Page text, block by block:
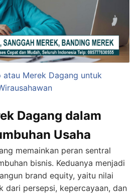
atau Merek Dagang untuk
Dagang dalam
Usaha
memainkan peran sentral
bisnis. Keduanya menjadi
brand equity, yaitu nilai
dari persepsi, kepercayaan, dan